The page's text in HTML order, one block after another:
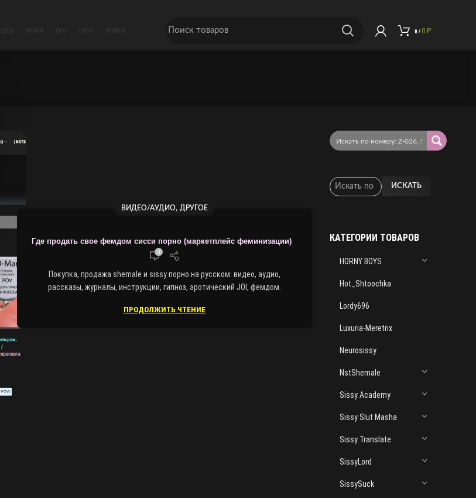
0 / 0 ₽
ВИДЕО/АУДИО, ДРУГОЕ
Где продать свое фемдом сисси порно (маркетплейс феминизации)
0
Покупка, продажа shemale и sissy порно на русском: видео, аудио,
рассказы, журналы, инструкции, гипноз, эротический JOI, фемдом.
ПРОДОЛЖИТЬ ЧТЕНИЕ
ИСКАТЬ
КАТЕГОРИИ ТОВАРОВ
HORNY BOYS
Hot_Shtoochka
Lordy696
Luxuria-Meretrix
Neurosissy
NstShemale
Sissy Academy
Sissy Slut Masha
Sissy Translate
SissyLord
SissySuck